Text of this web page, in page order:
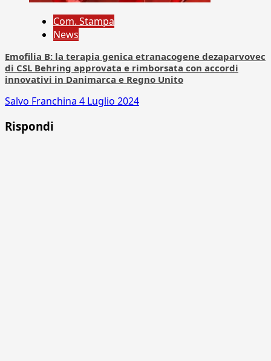
Com. Stampa
News
Emofilia B: la terapia genica etranacogene dezaparvovec
di CSL Behring approvata e rimborsata con accordi
innovativi in Danimarca e Regno Unito
Salvo Franchina 4 Luglio 2024
Rispondi